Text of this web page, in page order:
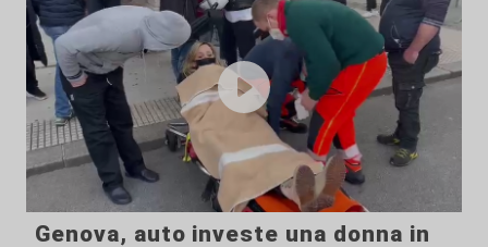
Genova, auto investe una donna in